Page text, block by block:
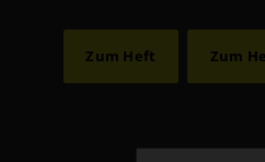
Zum Heft Zum